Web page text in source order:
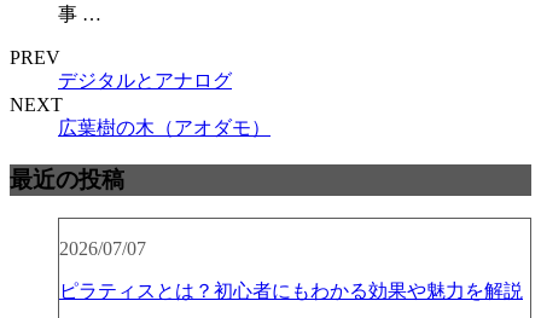
事 …
PREV
デジタルとアナログ
NEXT
広葉樹の木（アオダモ）
最近の投稿
2026/07/07
ピラティスとは？初心者にもわかる効果や魅力を解説